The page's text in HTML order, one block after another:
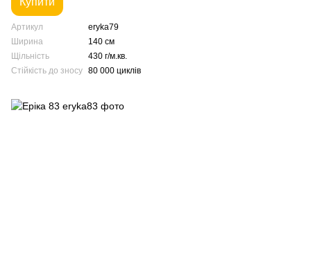
Артикул
eryka79
Ширина
140 см
Щільність
430 г/м.кв.
Стійкість до зносу 80 000 циклів